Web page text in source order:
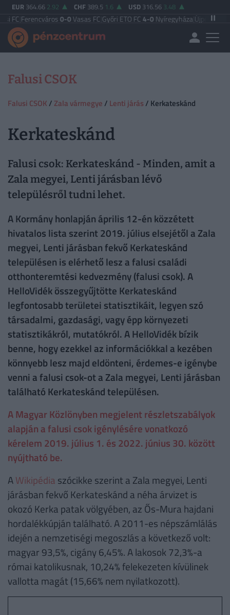
EUR 364.66 2.92 CHF 389.5 1.6 USD 316.56 3.48
Ferencváros0-0Vasas FC|Győri ETO FC4-0Nyíregyháza|Újpest FC 4-2
Falusi CSOK
Falusi CSOK / Zala vármegye / Lenti járás / Kerkateskánd
Kerkateskánd
Falusi csok: Kerkateskánd - Minden, amit a
Zala megyei, Lenti járásban lévő
településről tudni lehet.
A Kormány honlapján április 12-én közzétett
hivatalos lista szerint 2019. július elsejétől a Zala
megyei, Lenti járásban fekvő Kerkateskánd
településen is elérhető lesz a falusi családi
otthonteremtési kedvezmény (falusi csok). A
HelloVidék összegyűjtötte Kerkateskánd
legfontosabb területei statisztikáit, legyen szó
társadalmi, gazdasági, vagy épp környezeti
statisztikákról, mutatókról. A HelloVidék bízik
benne, hogy ezekkel az információkkal a kezében
könnyebb lesz majd eldönteni, érdemes-e igénybe
venni a falusi csok-ot a Zala megyei, Lenti járásban
található Kerkateskánd településen.
A Magyar Közlönyben megjelent részletszabályok
alapján a falusi csok igénylésére vonatkozó
kérelem 2019. július 1. és 2022. június 30. között
nyújtható be.
AWikipédia szócikke szerint a Zala megyei, Lenti
járásban fekvő Kerkateskánd a néha árvizet is
okozó Kerka patak völgyében, az Ős-Mura hajdani
hordalékkúpján található. A 2011-es népszámlálás
idején a nemzetiségi megoszlás a következő volt:
magyar 93,5%, cigány 6,45%. A lakosok 72,3%-a
római katolikusnak, 10,24% felekezeten kívülinek
vallotta magát (15,66% nem nyilatkozott).